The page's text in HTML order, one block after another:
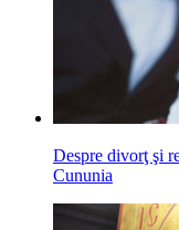
Despre divorţ şi
Cununia